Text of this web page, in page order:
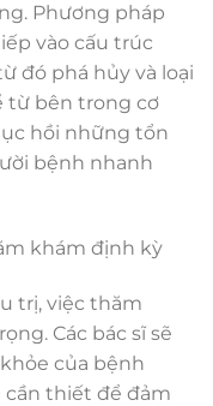
Phương pháp
vào cấu trúc
đó phá hủy và loại
từ bên trong cơ
hồi những tổn
bệnh nhanh
khám định kỳ
trị, việc thăm
Các bác sĩ sẽ
của bệnh
thiết để đảm